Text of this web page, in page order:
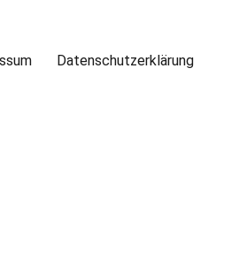
Datenschutzerklärung